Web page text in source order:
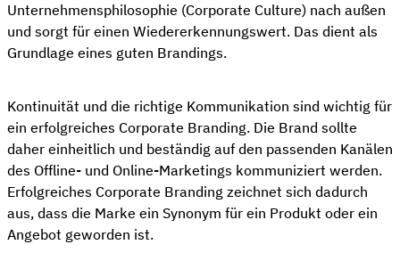
Unternehmensphilosophie (Corporate Culture) nach außen
und sorgt für einen Wiedererkennungswert. Das dient als
Grundlage eines guten Brandings.
Kontinuität und die richtige Kommunikation sind wichtig für
ein erfolgreiches Corporate Branding. Die Brand sollte
daher einheitlich und beständig auf den passenden Kanälen
des Offline- und Online-Marketings kommuniziert werden.
Erfolgreiches Corporate Branding zeichnet sich dadurch
aus, dass die Marke ein Synonym für ein Produkt oder ein
Angebot geworden ist.